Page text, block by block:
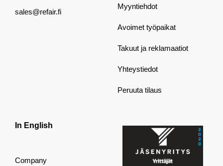
sales@refair.fi
Myyntiehdot
Avoimet työpaikat
Takuut ja reklamaatiot
Yhteystiedot
Peruuta tilaus
In English
Company